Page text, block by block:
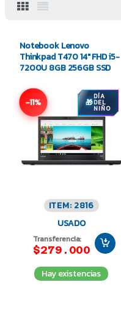
Notebook Lenovo
Thinkpad T470 14″ FHD i5-
7200U 8GB 256GB SSD
-11% DÍA
DEL
NIÑO
ITEM: 2816
USADO
Transferencia:
$279.000
Hay existencias